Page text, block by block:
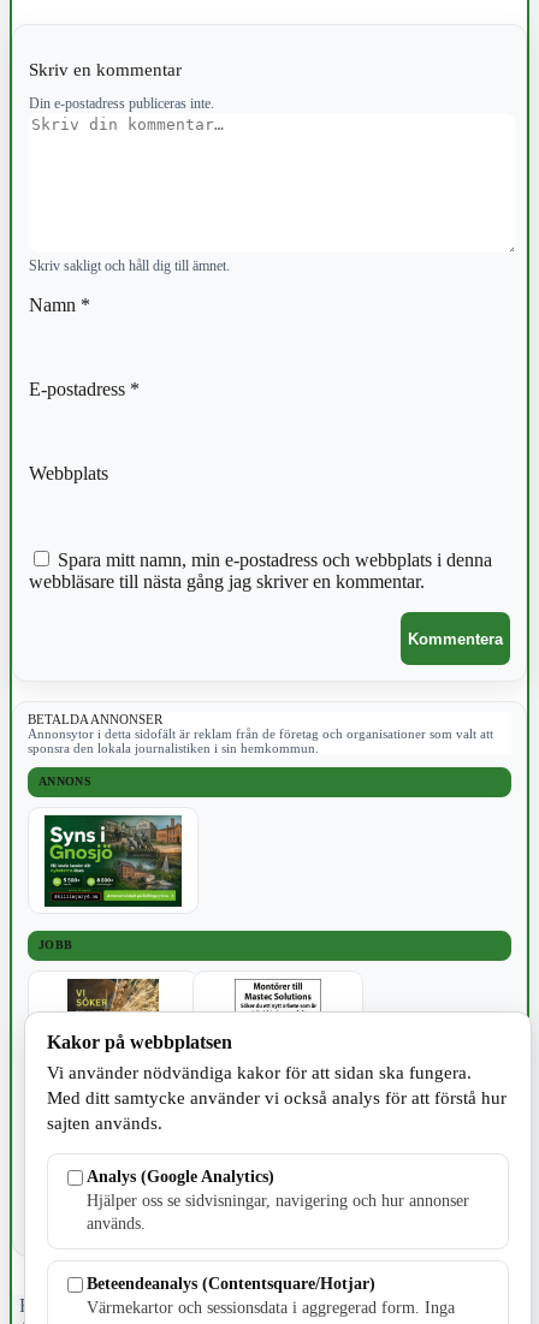
Skriv en kommentar
Din e-postadress publiceras inte.
Kommentar
Skriv sakligt och håll dig till ämnet.
Namn *
E-postadress *
Webbplats
Spara mitt namn, min e-postadress och webbplats i denna
webbläsare till nästa gång jag skriver en kommentar.
BETALDA ANNONSER
Annonsytor i detta sidofält är reklam från de företag och organisationer som valt att
sponsra den lokala journalistiken i sin hemkommun.
ANNONS
JOBB
Fristående webbtidningsföretag grundat 1991 som sedan 2002 ger
Kakor på webbplatsen
Vi använder nödvändiga kakor för att sidan ska fungera.
Med ditt samtycke använder vi också analys för att förstå hur
sajten används.
Analys (Google Analytics)
Hjälper oss se sidvisningar, navigering och hur annonser
används.
Beteendeanalys (Contentsquare/Hotjar)
Värmekartor och sessionsdata i aggregerad form. Inga